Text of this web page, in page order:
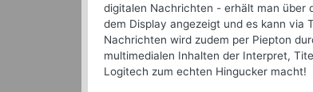
digitalen Nachrichten - erhält man über
dem Display angezeigt und es kann via
Nachrichten wird zudem per Piepton
multimedialen Inhalten der Interpret,
Logitech zum echten Hingucker macht!